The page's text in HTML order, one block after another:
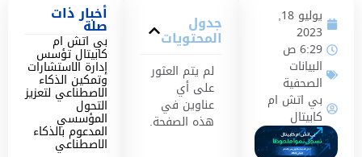
يوليو 18,
2023
6:29 ص
البيانات
الصحفية
بي اتش ام
كابيتال
جدول
المحتويات
لم يتم العثور
على أي
عناوين في
هذه الصفحة.
أخبار ذات
صلة
بي اتش ام
كابيتال تؤسس
إدارة الاستشارات
وتمكين الذكاء
الاصطناعي لتعزيز
التحول
المؤسسي
المدعوم بالذكاء
الاصطناعي